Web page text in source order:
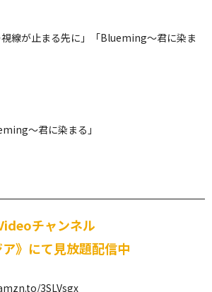
視線が止まる先に」「Blueming～君に染ま
～君に染まる」
チャンネル
ア》にて見放題配信中
3SLVsgx